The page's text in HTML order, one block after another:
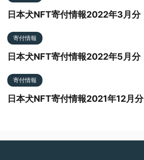
日本犬NFT寄付情報2022年3月分
寄付情報
日本犬NFT寄付情報2022年5月分
寄付情報
日本犬NFT寄付情報2021年12月分